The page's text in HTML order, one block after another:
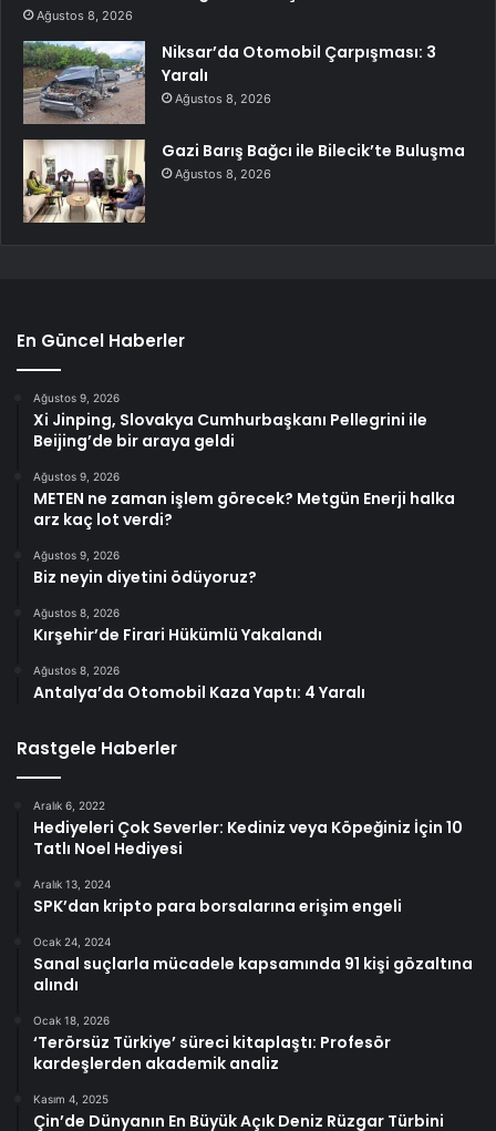
Ağustos 8, 2026
Niksar’da Otomobil Çarpışması: 3
Yaralı
Ağustos 8, 2026
Gazi Barış Bağcı ile Bilecik’te Buluşma
Ağustos 8, 2026
En Güncel Haberler
Ağustos 9, 2026
Xi Jinping, Slovakya Cumhurbaşkanı Pellegrini ile
Beijing’de bir araya geldi
Ağustos 9, 2026
METEN ne zaman işlem görecek? Metgün Enerji halka
arz kaç lot verdi?
Ağustos 9, 2026
Biz neyin diyetini ödüyoruz?
Ağustos 8, 2026
Kırşehir’de Firari Hükümlü Yakalandı
Ağustos 8, 2026
Antalya’da Otomobil Kaza Yaptı: 4 Yaralı
Rastgele Haberler
Aralık 6, 2022
Hediyeleri Çok Severler: Kediniz veya Köpeğiniz İçin 10
Tatlı Noel Hediyesi
Aralık 13, 2024
SPK’dan kripto para borsalarına erişim engeli
Ocak 24, 2024
Sanal suçlarla mücadele kapsamında 91 kişi gözaltına
alındı
Ocak 18, 2026
‘Terörsüz Türkiye’ süreci kitaplaştı: Profesör
kardeşlerden akademik analiz
Kasım 4, 2025
Çin’de Dünyanın En Büyük Açık Deniz Rüzgar Türbini